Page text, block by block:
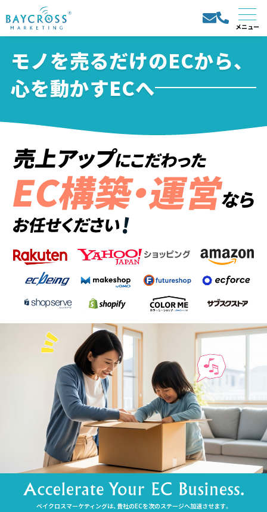
モノを売るだけのECから、
心を動かすECへ
ベイクロスマーケティングは、貴社のECを次のステージへ加速させます。